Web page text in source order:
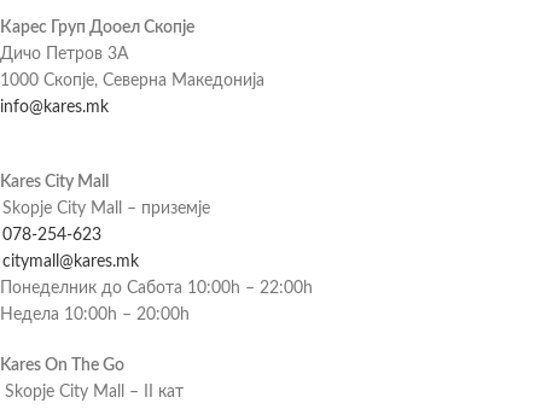
Карес Груп Дооел Скопје
Дичо Петров 3А
1000 Скопје, Северна Македонија
info@kares.mk
Kares City Mall
Skopje City Mall – приземје
078-254-623
citymall@kares.mk
Понеделник до Сабота 10:00h – 22:00h
Недела 10:00h – 20:00h
Kares On The Go
Skopje City Mall – II кат